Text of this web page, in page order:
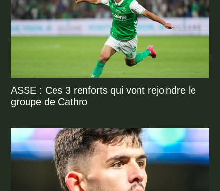
ASSE : Ces 3 renforts qui vont rejoindre le
groupe de Cathro